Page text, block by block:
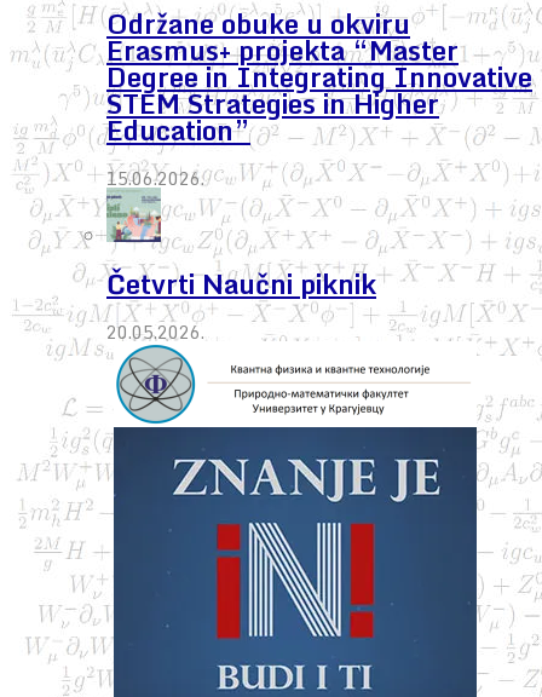
Održane obuke u okviru
Erasmus+ projekta “Master
Degree in Integrating Innovative
STEM Strategies in Higher
Education”
15.06.2026.
Četvrti Naučni piknik
20.05.2026.